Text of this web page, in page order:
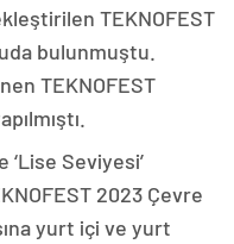
TEKNOFEST
bulunmuştu.
TEKNOFEST
‘Lise Seviyesi’
2023 Çevre
yurt içi ve yurt